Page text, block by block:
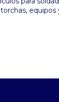
equipos